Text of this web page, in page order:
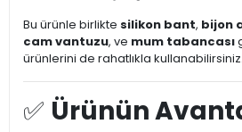
Bu ürünle birlikte silikon bant, bijon
cam vantuzu, ve mum tabancası
ürünlerini de rahatlıkla kullanabilirsiniz.
✅ Ürünün